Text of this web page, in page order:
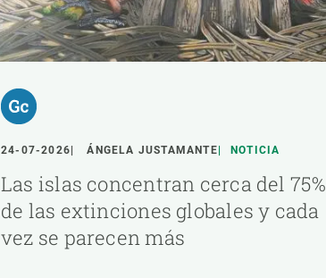
24-07-2026 ÁNGELA JUSTAMANTE NOTICIA
Las islas concentran cerca del 75%
de las extinciones globales y cada
vez se parecen más